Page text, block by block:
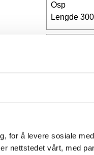
for å levere sosiale
nettstedet vårt, med
Osp
Lengde
12x43mm
12x43mm
Furu